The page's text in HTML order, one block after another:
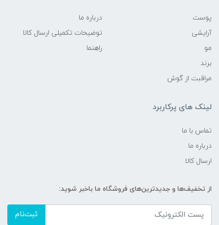
پوست
آرایشی
مو
برند
مراقبت از گوش
درباره ما
توضیحات تکمیلی ارسال کالا
راهنما
لینک های پرکاربرد
تماس با ما
درباره ما
ارسال کالا
از تخفیف‌ها و جدیدترین‌های فروشگاه ما باخبر شوید:
ثبت‌نام